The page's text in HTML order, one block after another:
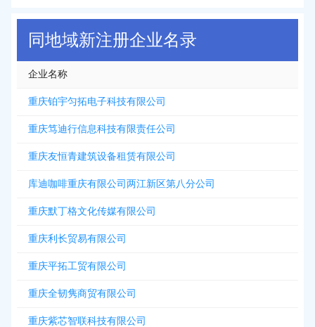
同地域新注册企业名录
企业名称
重庆铂宇匀拓电子科技有限公司
重庆笃迪行信息科技有限责任公司
重庆友恒青建筑设备租赁有限公司
库迪咖啡重庆有限公司两江新区第八分公司
重庆默丁格文化传媒有限公司
重庆利长贸易有限公司
重庆平拓工贸有限公司
重庆全韧隽商贸有限公司
重庆紫芯智联科技有限公司